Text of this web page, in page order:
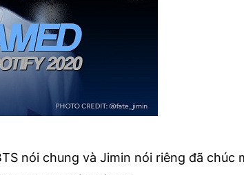
nói chung và Jimin nói riêng đã chúc